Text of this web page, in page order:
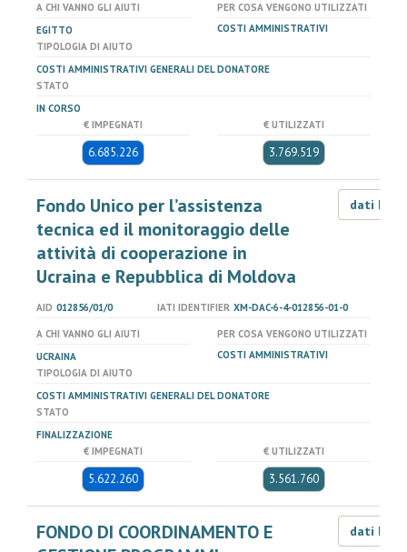
A CHI VANNO GLI AIUTI
EGITTO
PER COSA VENGONO UTILIZZATI
COSTI AMMINISTRATIVI
TIPOLOGIA DI AIUTO
COSTI AMMINISTRATIVI GENERALI DEL DONATORE
STATO
IN CORSO
€ IMPEGNATI
6.685.226
€ UTILIZZATI
3.769.519
Fondo Unico per l’assistenza
tecnica ed il monitoraggio delle
attività di cooperazione in
Ucraina e Repubblica di Moldova
dati LOD
AID 012856/01/0 IATI IDENTIFIER XM-DAC-6-4-012856-01-0
A CHI VANNO GLI AIUTI
UCRAINA
PER COSA VENGONO UTILIZZATI
COSTI AMMINISTRATIVI
TIPOLOGIA DI AIUTO
COSTI AMMINISTRATIVI GENERALI DEL DONATORE
STATO
FINALIZZAZIONE
€ IMPEGNATI
5.622.260
€ UTILIZZATI
3.561.760
FONDO DI COORDINAMENTO E
dati LOD